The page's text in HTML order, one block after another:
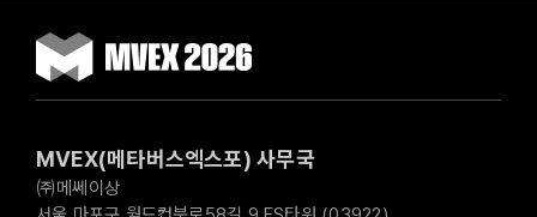
MVEX(메타버스엑스포) 사무국
㈜메쎄이상